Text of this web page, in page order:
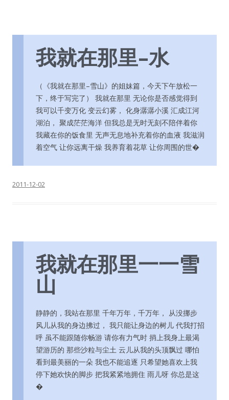
我就在那里–水
（《我就在那里–雪山》的姐妹篇，今天下午放松一
下，终于写完了） 我就在那里 无论你是否感觉得到
我可以千变万化 变云幻雾， 化身潺潺小溪 汇成江河
湖泊， 聚成茫茫海洋 但我总是无时无刻不陪伴着你
我藏在你的饭食里 无声无息地补充着你的血液 我滋润
着空气 让你远离干燥 我养育着花草 让你周围的世�
2011-12-02
我就在那里一一雪
山
静静的，我站在那里 千年万年，千万年， 从没挪步
风儿从我的身边拂过， 我只能让身边的树儿 代我打招
呼 虽不能跟随你畅游 请你有力气时 捎上我身上最渴
望游历的 那些沙粒与尘土 云儿从我的头顶飘过 哪怕
看到最美丽的一朵 我也不能追逐 只希望她喜欢上我
停下她欢快的脚步 把我紧紧地拥住 雨儿呀 你总是这
�